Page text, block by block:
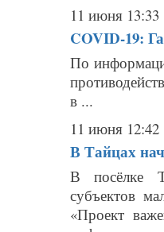
11 июня 13:33
COVID-19:
По
в ...
11 июня 12:42
В Тайцах
В посёлке
субъектов
«Проект